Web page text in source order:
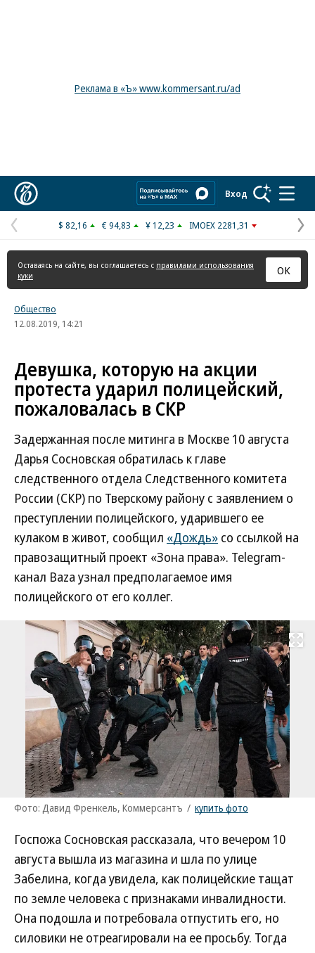
Реклама в «Ъ» www.kommersant.ru/ad
Вход
Предыдущая
страница
$ 82,16 € 94,83 ¥ 12,23 IMOEX 2281,31
Оставаясь на сайте, вы соглашаетесь с правилами использования
куки
ОК
Общество
12.08.2019, 14:21
Девушка, которую на акции
протеста ударил полицейский,
пожаловалась в СКР
Задержанная после митинга в Москве 10 августа
Дарья Сосновская обратилась к главе
следственного отдела Следственного комитета
России (СКР) по Тверскому району с заявлением о
преступлении полицейского, ударившего ее
кулаком в живот, сообщил «Дождь» со ссылкой на
правозащитный проект «Зона права». Telegram-
канал Baza узнал предполагаемое имя
полицейского от его коллег.
Развернуть
Фото: Давид Френкель, Коммерсантъ / купить фото
Госпожа Сосновская рассказала, что вечером 10
августа вышла из магазина и шла по улице
Забелина, когда увидела, как полицейские тащат
по земле человека с признаками инвалидности.
Она подошла и потребовала отпустить его, но
силовики не отреагировали на ее просьбу. Тогда